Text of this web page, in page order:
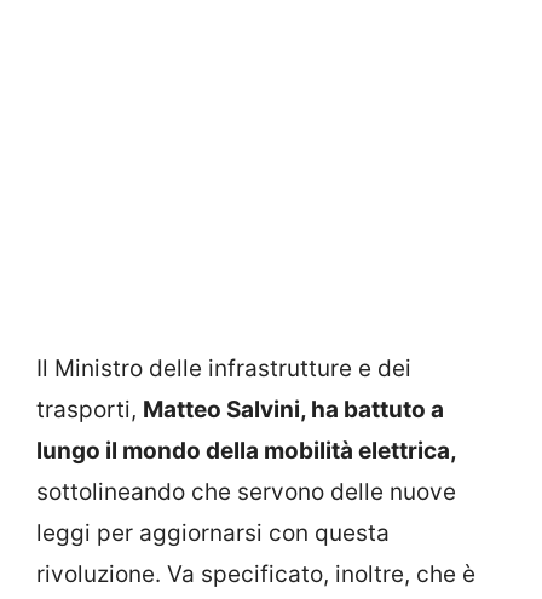
Il Ministro delle infrastrutture e dei
trasporti, Matteo Salvini, ha battuto a
lungo il mondo della mobilità elettrica,
sottolineando che servono delle nuove
leggi per aggiornarsi con questa
rivoluzione. Va specificato, inoltre, che è